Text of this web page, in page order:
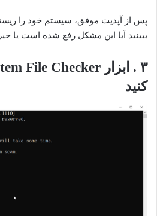
پس از آپدیت موفق، سیستم خود را
ببینید آیا این مشکل رفع شده است یا
کنید